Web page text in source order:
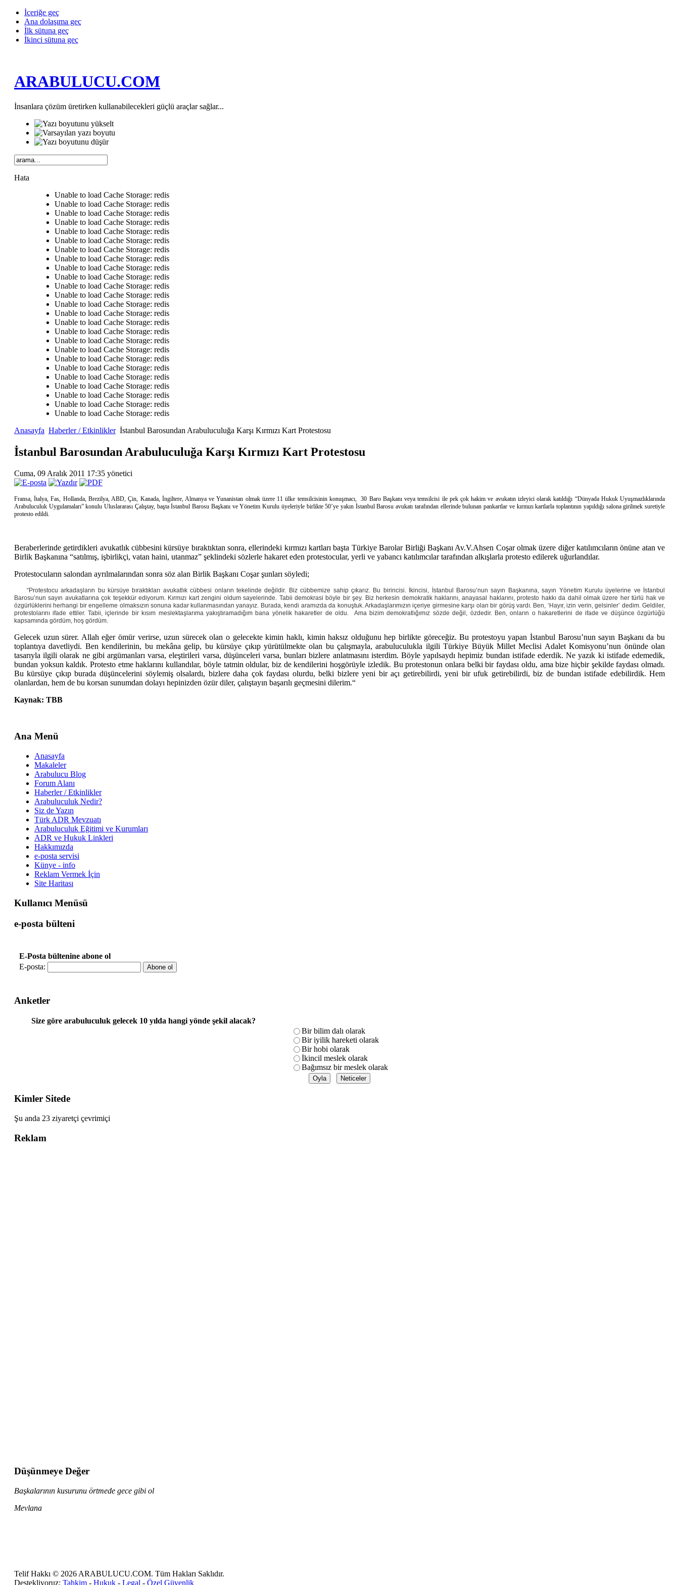
İçeriğe geç
Ana dolaşıma geç
İlk sütuna geç
İkinci sütuna geç
ARABULUCU.COM
İnsanlara çözüm üretirken kullanabilecekleri güçlü araçlar sağlar...
Hata
Unable to load Cache Storage: redis
Unable to load Cache Storage: redis
Unable to load Cache Storage: redis
Unable to load Cache Storage: redis
Unable to load Cache Storage: redis
Unable to load Cache Storage: redis
Unable to load Cache Storage: redis
Unable to load Cache Storage: redis
Unable to load Cache Storage: redis
Unable to load Cache Storage: redis
Unable to load Cache Storage: redis
Unable to load Cache Storage: redis
Unable to load Cache Storage: redis
Unable to load Cache Storage: redis
Unable to load Cache Storage: redis
Unable to load Cache Storage: redis
Unable to load Cache Storage: redis
Unable to load Cache Storage: redis
Unable to load Cache Storage: redis
Unable to load Cache Storage: redis
Unable to load Cache Storage: redis
Unable to load Cache Storage: redis
Unable to load Cache Storage: redis
Unable to load Cache Storage: redis
Unable to load Cache Storage: redis
Anasayfa Haberler / Etkinlikler İstanbul Barosundan Arabuluculuğa Karşı Kırmızı Kart Protestosu
İstanbul Barosundan Arabuluculuğa Karşı Kırmızı Kart Protestosu
Cuma, 09 Aralık 2011 17:35 yönetici
Fransa, İtalya, Fas, Hollanda, Brezilya, ABD, Çin, Kanada, İngiltere, Almanya ve Yunanistan olmak üzere 11 ülke temsilcisinin konuşmacı, 30 Baro Başkanı veya temsilcisi ile pek çok hakim ve avukatın izleyici olarak katıldığı “Dünyada Hukuk Uyuşmazlıklarında
Arabuluculuk Uygulamaları” konulu Uluslararası Çalıştay, başta İstanbul Barosu Başkanı ve Yönetim Kurulu üyeleriyle birlikte 50’ye yakın İstanbul Barosu avukatı tarafından ellerinde bulunan pankartlar ve kırmızı kartlarla toplantının yapıldığı salona girilmek suretiyle
protesto edildi.
Beraberlerinde getirdikleri avukatlık cübbesini kürsüye bıraktıktan sonra, ellerindeki kırmızı kartları başta Türkiye Barolar Birliği Başkanı Av.V.Ahsen Coşar olmak üzere diğer katılımcıların önüne atan ve
Birlik Başkanına “satılmış, işbirlikçi, vatan haini, utanmaz” şeklindeki sözlerle hakaret eden protestocular, yerli ve yabancı katılımcılar tarafından alkışlarla protesto edilerek uğurlandılar.
Protestocuların salondan ayrılmalarından sonra söz alan Birlik Başkanı Coşar şunları söyledi;
“Protestocu arkadaşların bu kürsüye bıraktıkları avukatlık cübbesi onların tekelinde değildir. Biz cübbemize sahip çıkarız. Bu birincisi. İkincisi, İstanbul Barosu’nun sayın Başkanına, sayın Yönetim Kurulu üyelerine ve İstanbul
Barosu’nun sayın avukatlarına çok teşekkür ediyorum. Kırmızı kart zengini oldum sayelerinde. Tabii demokrasi böyle bir şey. Biz herkesin demokratik haklarını, anayasal haklarını, protesto hakkı da dahil olmak üzere her türlü hak ve
özgürlüklerini herhangi bir engelleme olmaksızın sonuna kadar kullanmasından yanayız. Burada, kendi aramızda da konuştuk. Arkadaşlarımızın içeriye girmesine karşı olan bir görüş vardı. Ben, ‘Hayır, izin verin, gelsinler’ dedim. Geldiler,
protestolarını ifade ettiler. Tabii, içlerinde bir kısım meslektaşlarıma yakıştıramadığım bana yönelik hakaretler de oldu. Ama bizim demokratlığımız sözde değil, özdedir. Ben, onların o hakaretlerini de ifade ve düşünce özgürlüğü
kapsamında gördüm, hoş gördüm.
Gelecek uzun sürer. Allah eğer ömür verirse, uzun sürecek olan o gelecekte kimin haklı, kimin haksız olduğunu hep birlikte göreceğiz. Bu protestoyu yapan İstanbul Barosu’nun sayın Başkanı da bu
toplantıya davetliydi. Ben kendilerinin, bu mekâna gelip, bu kürsüye çıkıp yürütülmekte olan bu çalışmayla, arabuluculukla ilgili Türkiye Büyük Millet Meclisi Adalet Komisyonu’nun önünde olan
tasarıyla ilgili olarak ne gibi argümanları varsa, eleştirileri varsa, düşünceleri varsa, bunları bizlere anlatmasını isterdim. Böyle yapılsaydı hepimiz bundan istifade ederdik. Ne yazık ki istifade edemedik,
bundan yoksun kaldık. Protesto etme haklarını kullandılar, böyle tatmin oldular, biz de kendilerini hoşgörüyle izledik. Bu protestonun onlara belki bir faydası oldu, ama bize hiçbir şekilde faydası olmadı.
Bu kürsüye çıkıp burada düşüncelerini söylemiş olsalardı, bizlere daha çok faydası olurdu, belki bizlere yeni bir açı getirebilirdi, yeni bir ufuk getirebilirdi, biz de bundan istifade edebilirdik. Hem
olanlardan, hem de bu korsan sunumdan dolayı hepinizden özür diler, çalıştayın başarılı geçmesini dilerim.“
Kaynak: TBB
Ana Menü
Anasayfa
Makaleler
Arabulucu Blog
Forum Alanı
Haberler / Etkinlikler
Arabuluculuk Nedir?
Siz de Yazın
Türk ADR Mevzuatı
Arabuluculuk Eğitimi ve Kurumları
ADR ve Hukuk Linkleri
Hakkımızda
e-posta servisi
Künye - info
Reklam Vermek İçin
Site Haritası
Kullanıcı Menüsü
e-posta bülteni
E-Posta bültenine abone ol
E-posta:
Anketler
Size göre arabuluculuk gelecek 10 yılda hangi yönde şekil alacak?
Bir bilim dalı olarak
Bir iyilik hareketi olarak
Bir hobi olarak
İkincil meslek olarak
Bağımsız bir meslek olarak
Kimler Sitede
Şu anda 23 ziyaretçi çevrimiçi
Reklam
Düşünmeye Değer
Başkalarının kusurunu örtmede gece gibi ol
Mevlana
Telif Hakkı © 2026 ARABULUCU.COM. Tüm Hakları Saklıdır.
Destekliyoruz: Tahkim- Hukuk- Legal - Özel Güvenlik